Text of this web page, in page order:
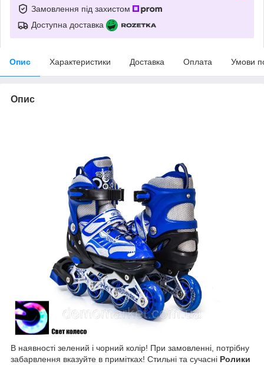
Замовлення під захистом
Доступна доставка
Опис Характеристики Доставка Оплата Умови
Опис
В наявності зелений і чорний колір! При замовленні, потрібну
забарвлення вказуйте в примітках! Стильні та сучасні Ролики